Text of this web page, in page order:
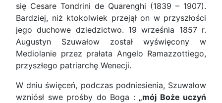
się Cesare Tondrini de Quarenghi (1839 – 1907).
Bardziej, niż ktokolwiek przejął on w przyszłości
jego duchowe dziedzictwo. 19 września 1857 r.
Augustyn Szuwałow został wyświęcony w
Mediolanie przez prałata Angelo Ramazzottiego,
przyszłego patriarchę Wenecji.
W dniu święceń, podczas podniesienia, Szuwałow
wzniósł swe prośby do Boga : „mój Boże uczyń